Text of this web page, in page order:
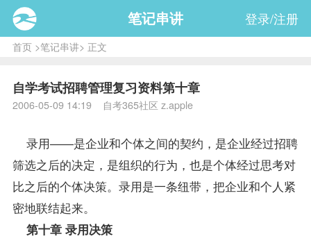
笔记串讲 登录/注册
首页>笔记串讲> 正文
自学考试招聘管理复习资料第十章
2006-05-09 14:19 自考365社区 z.apple
录用——是企业和个体之间的契约，是企业经过招聘
筛选之后的决定，是组织的行为，也是个体经过思考对
比之后的个体决策。录用是一条纽带，把企业和个人紧
密地联结起来。
第十章 录用决策